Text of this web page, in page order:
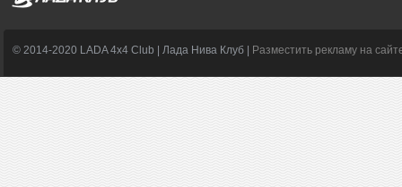
© 2014-2020 LADA 4x4 Club | Лада Нива Клуб | Разместить рекламу на